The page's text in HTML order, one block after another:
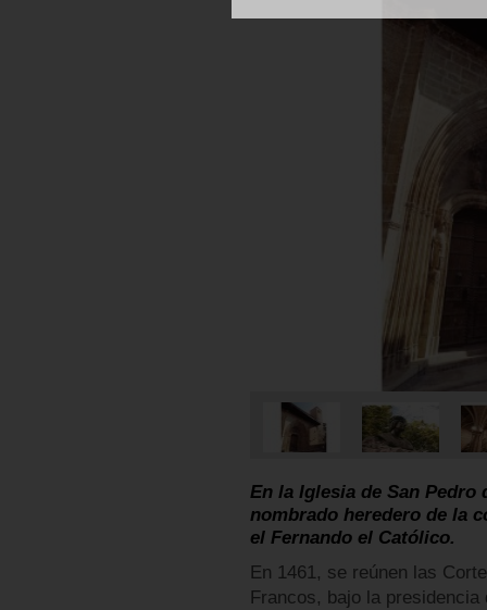
En la Iglesia de San
nombrado heredero de la
el Fernando el Católico.
En 1461, se reúnen las
Francos, bajo la